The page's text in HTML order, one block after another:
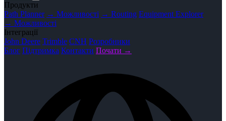
Продукти
Path Planner → Можливості → Routing Equipment Explorer
→ Можливості
Інтеграції
John Deere Trimble CNH Розробники
Блог Підтримка Контакти Почати →